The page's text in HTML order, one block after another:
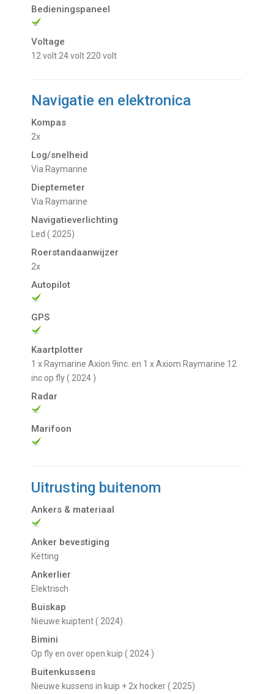
Bedieningspaneel
Voltage
12 volt 24 volt 220 volt
Navigatie en elektronica
Kompas
2x
Log/snelheid
Via Raymarine
Dieptemeter
Via Raymarine
Navigatieverlichting
led ( 2025)
Roerstandaanwijzer
2x
Autopilot
GPS
Kaartplotter
1 x Raymarine Axion 9inc. en 1 x Axiom Raymarine 12
inc op fly ( 2024 )
Radar
Marifoon
Uitrusting buitenom
Ankers & materiaal
Anker bevestiging
Ketting
Ankerlier
Elektrisch
Buiskap
Nieuwe kuiptent ( 2024)
Bimini
Op fly en over open kuip ( 2024 )
Buitenkussens
Nieuwe kussens in kuip + 2x hocker ( 2025)